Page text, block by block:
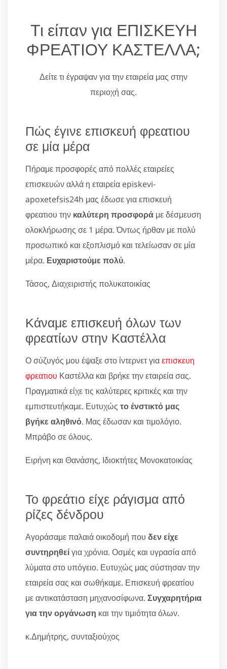
Τι είπαν για ΕΠΙΣΚΕΥΗ
ΦΡΕΑΤΙΟΥ ΚΑΣΤΕΛΛΑ;
Δείτε τι έγραψαν για την εταιρεία μας στην
περιοχή σας.
Πώς έγινε επισκευή φρεατιου
σε μία μέρα
Πήραμε προσφορές από πολλές εταιρείες
επισκευών αλλά η εταιρεία episkevi-
apoxetefsis24h μας έδωσε για επισκευή
φρεατιου την καλύτερη προσφορά με δέσμευση
ολοκλήρωσης σε 1 μέρα. Όντως ήρθαν με πολύ
προσωπικό και εξοπλισμό και τελείωσαν σε μία
μέρα. Ευχαριστούμε πολύ.
Τάσος, Διαχειριστής πολυκατοικίας
Κάναμε επισκευή όλων των
φρεατίων στην Καστέλλα
Ο σύζυγός μου έψαξε στο ίντερνετ γιαεπισκευη
φρεατιου Καστέλλα και βρήκε την εταιρεία σας.
Πραγματικά είχε τις καλύτερες κριτικές και την
εμπιστευτήκαμε. Ευτυχώς το ένστικτό μας
βγήκε αληθινό. Μας έδωσαν και τιμολόγιο.
Μπράβο σε όλους.
Ειρήνη και Θανάσης, Ιδιοκτήτες Μονοκατοικίας
Το φρεάτιο είχε ράγισμα από
ρίζες δένδρου
Αγοράσαμε παλαιά οικοδομή που δεν είχε
συντηρηθείγια χρόνια. Οσμές και υγρασία από
λύματα στο υπόγειο. Ευτυχώς μας σύστησαν την
εταιρεία σας και σωθήκαμε. Επισκευή φρεατίου
με αντικατάσταση μηχανοσίφωνα. Συγχαρητήρια
για την οργάνωση και την τιμιότητα όλων.
κ.Δημήτρης, συνταξιούχος